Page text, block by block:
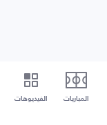
المباريات الفيديوهات